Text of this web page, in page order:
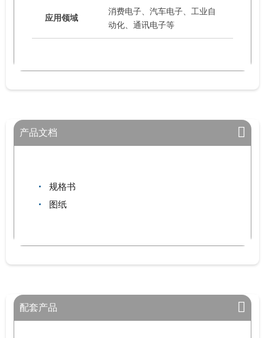
应用领域
消费电子、汽车电子、工业自
动化、通讯电子等
产品文档
规格书
图纸
配套产品